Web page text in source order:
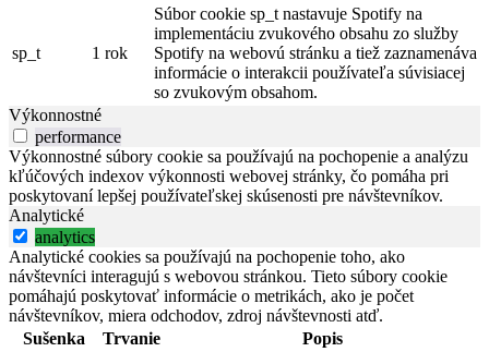
sp_t 1 rok
Súbor cookie sp_t nastavuje Spotify na
implementáciu zvukového obsahu zo služby
Spotify na webovú stránku a tiež zaznamenáva
informácie o interakcii používateľa súvisiacej
so zvukovým obsahom.
Výkonnostné
performance
Výkonnostné súbory cookie sa používajú na pochopenie a analýzu
kľúčových indexov výkonnosti webovej stránky, čo pomáha pri
poskytovaní lepšej používateľskej skúsenosti pre návštevníkov.
Analytické
analytics
Analytické cookies sa používajú na pochopenie toho, ako
návštevníci interagujú s webovou stránkou. Tieto súbory cookie
pomáhajú poskytovať informácie o metrikách, ako je počet
návštevníkov, miera odchodov, zdroj návštevnosti atď.
Sušenka
Trvanie Popis